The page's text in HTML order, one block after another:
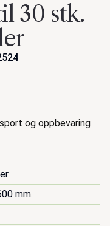
30 stk.
og oppbevaring
mm.